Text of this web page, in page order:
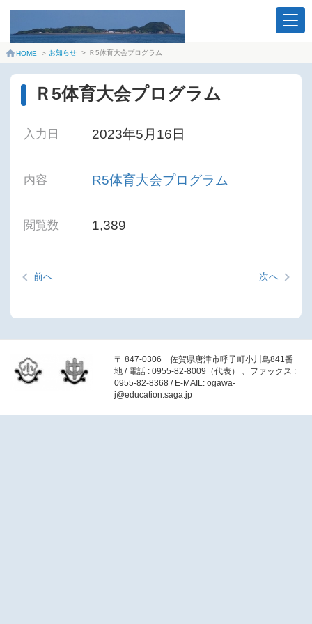
HOME > お知らせ > Ｒ5体育大会プログラム
Ｒ5体育大会プログラム
入力日 2023年5月16日
内容 R5体育大会プログラム
閲覧数 1,389
前へ 次へ
〒 847-0306 佐賀県唐津市呼子町小川島841番
地 / 電話 : 0955-82-8009（代表） 、ファックス :
0955-82-8368 / E-MAIL: ogawa-
j@education.saga.jp